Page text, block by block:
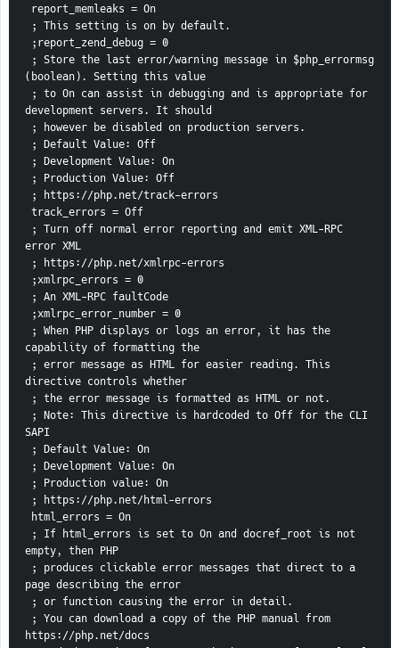
report_memleaks = On
; This setting is on by default.
;report_zend_debug = 0
(boolean). Setting this value
development servers. It should
; however be disabled on production servers.
; Default Value: Off
; Development Value: On
; Production Value: Off
; https://php.net/track-errors
track_errors = Off
error XML
; https://php.net/xmlrpc-errors
;xmlrpc_errors = 0
; An XML-RPC faultCode
;xmlrpc_error_number = 0
capability of formatting the
directive controls whether
; the error message is formatted as HTML or not.
SAPI
; Default Value: On
; Development Value: On
; Production value: On
; https://php.net/html-errors
html_errors = On
empty, then PHP
page describing the error
; or function causing the error in detail.
https://php.net/docs